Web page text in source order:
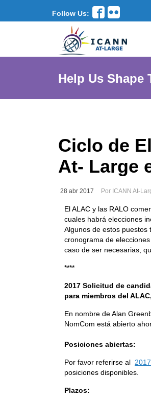
Follow Us:
Help Us Shape
Ciclo de
At- Large
28 abr 2017 Por ICANN At-
El ALAC y las RALO
cuales habrá elecciones
Algunos de estos puestos
cronograma de
caso de ser necesarias,
****
2017 Solicitud de
para miembros del
En nombre de Alan
NomCom está abierto
Posiciones abiertas:
Por favor referirse al
posiciones disponibles.
Plazos: